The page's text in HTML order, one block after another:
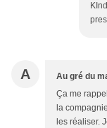
A Au gré du
Ça me
la
les réaliser.